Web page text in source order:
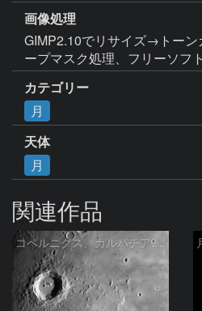
画像処理
GIMP2.10でリサイズ→トー
ープマスク処理、フリーソフ
カテゴリー
月
天体
月
関連作品
コペルニクス、カルパチア山脈付近